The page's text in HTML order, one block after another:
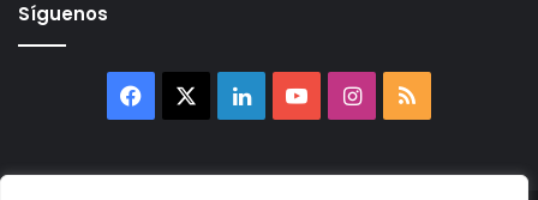
Síguenos
Facebook LinkedInYouTubeInstagram